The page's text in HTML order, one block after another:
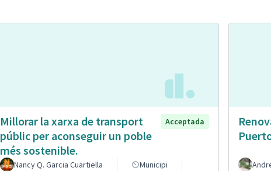
Millorar la xarxa de transport
públic per aconseguir un poble
més sostenible.
Acceptada
Nancy Q. Garcia Cuartiella
Municipi